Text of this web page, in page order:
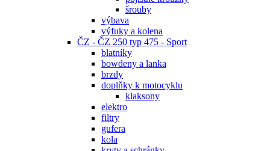
šrouby
výbava
výfuky a kolena
ČZ - ČZ 250 typ 475 - Sport
blatníky
bowdeny a lanka
brzdy
doplňky k motocyklu
klaksony
elektro
filtry
gufera
kola